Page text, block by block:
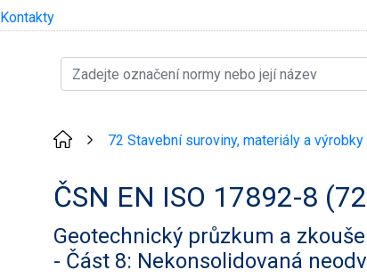
Kontakty
72 Stavební suroviny, materiály a výrobky
ČSN EN ISO 17892-8
Geotechnický průzkum a
- Část 8: Nekonsolidovaná